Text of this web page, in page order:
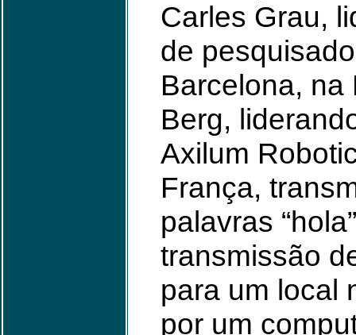
Carles Grau,
de
Barcelona, na
Berg,
Axilum
França,
palavras
transmissão
para um local
por um